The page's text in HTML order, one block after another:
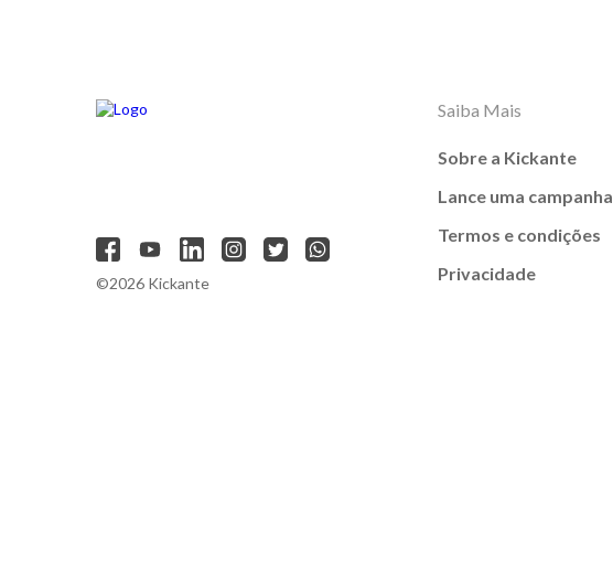
©2026 Kickante
Saiba Mais
Sobre a Kickante
Lance uma campanha
Termos e condições
Privacidade